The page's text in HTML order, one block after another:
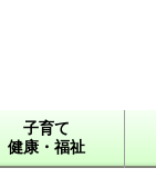
子育て
健康・福祉